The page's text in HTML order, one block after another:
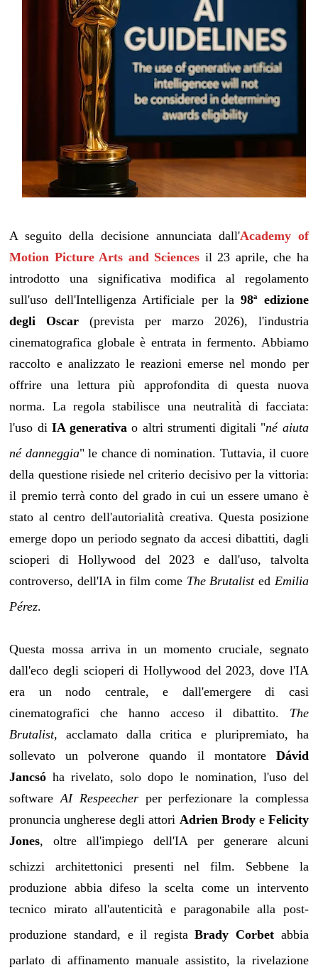
A seguito della decisione annunciata dall'Academy of
Motion Picture Arts and Sciences il 23 aprile, che ha
introdotto una significativa modifica al regolamento
sull'uso dell'Intelligenza Artificiale per la98ª edizione
degli Oscar(prevista per marzo 2026), l'industria
cinematografica globale è entrata in fermento. Abbiamo
raccolto e analizzato le reazioni emerse nel mondo per
offrire una lettura più approfondita di questa nuova
norma. La regola stabilisce una neutralità di facciata:
l'uso di IA generativa o altri strumenti digitali "né aiuta
né danneggia" le chance di nomination. Tuttavia, il cuore
della questione risiede nel criterio decisivo per la vittoria:
il premio terrà conto del grado in cui un essere umano è
stato al centro dell'autorialità creativa. Questa posizione
emerge dopo un periodo segnato da accesi dibattiti, dagli
scioperi di Hollywood del 2023 e dall'uso, talvolta
controverso, dell'IA in film come The Brutalisted Emilia
Pérez.
Questa mossa arriva in un momento cruciale, segnato
dall'eco degli scioperi di Hollywood del 2023, dove l'IA
era un nodo centrale, e dall'emergere di casi
cinematografici che hanno acceso il dibattito.
The
Brutalist, acclamato dalla critica e pluripremiato, ha
sollevato un polverone quando il montatore Dávid
Jancsó ha rivelato, solo dopo le nomination, l'uso del
softwareAI Respeecher per perfezionare la complessa
pronuncia ungherese degli attori Adrien Brodye Felicity
Jones, oltre all'impiego dell'IA per generare alcuni
schizzi architettonici presenti nel film. Sebbene la
produzione abbia difeso la scelta come un intervento
tecnico mirato all'autenticità e paragonabile alla post-
produzione standard, e il registaBrady Corbetabbia
parlato di affinamento manuale assistito, la rivelazione